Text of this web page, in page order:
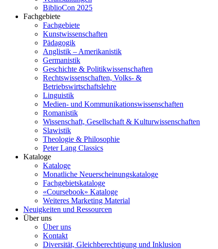
BiblioCon 2025
Fachgebiete
Fachgebiete
Kunstwissenschaften
Pädagogik
Anglistik – Amerikanistik
Germanistik
Geschichte & Politikwissenschaften
Rechtswissenschaften, Volks- &
Betriebswirtschaftslehre
Linguistik
Medien- und Kommunikationswissenschaften
Romanistik
Wissenschaft, Gesellschaft & Kulturwissenschaften
Slawistik
Theologie & Philosophie
Peter Lang Classics
Kataloge
Kataloge
Monatliche Neuerscheinungskataloge
Fachgebietskataloge
«Coursebook» Kataloge
Weiteres Marketing Material
Neuigkeiten und Ressourcen
Über uns
Über uns
Kontakt
Diversität, Gleichberechtigung und Inklusion